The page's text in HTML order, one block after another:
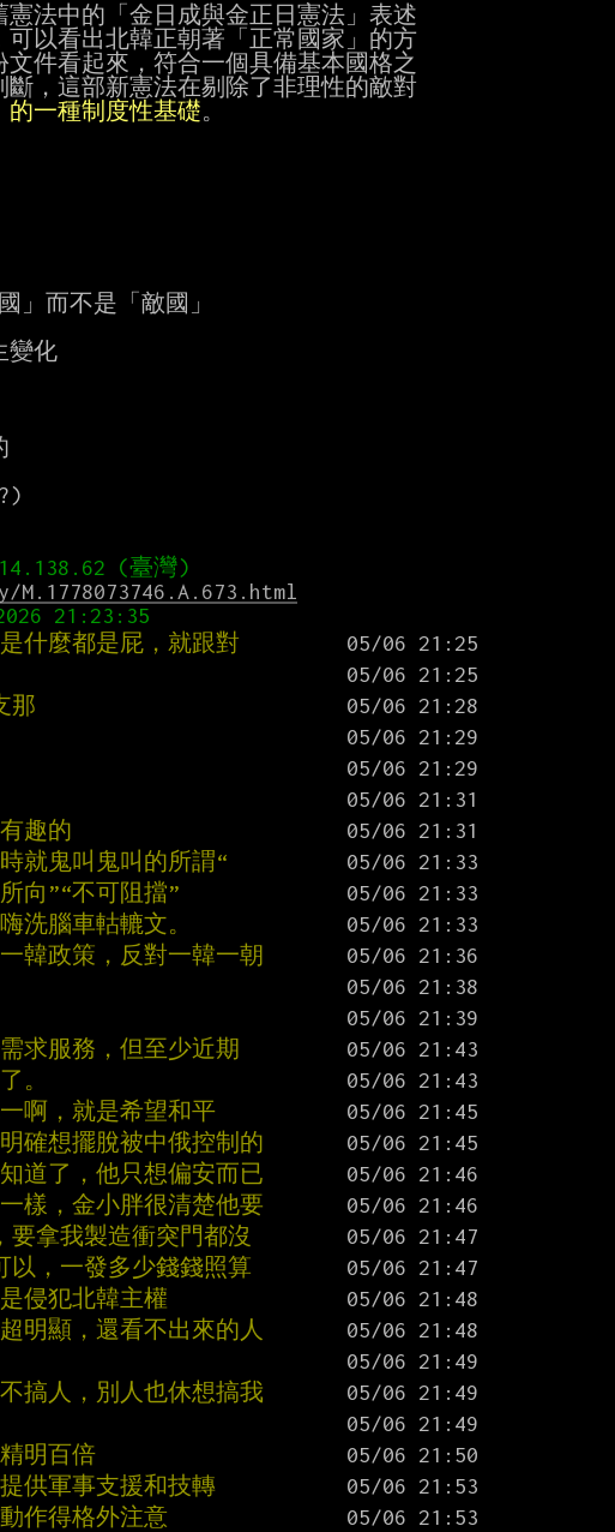
法中的「金日成與金正日憲法」表述
可以看出北韓正朝著「正常國家」的方
件看起來，符合一個具備基本國格之
，這部新憲法在剔除了非理性的敵對
的一種制度性基礎。
」而不是「敵國」
變化
什麼都是屁，就跟對
那
趣的
就鬼叫鬼叫的所謂“
向”“不可阻擋”
洗腦車軲轆文。
韓政策，反對一韓一朝
求服務，但至少近期
。
啊，就是希望和平
確想擺脫被中俄控制的
道了，他只想偏安而已
樣，金小胖很清楚他要
拿我製造衝突門都沒
，一發多少錢錢照算
侵犯北韓主權
明顯，還看不出來的人
搞人，別人也休想搞我
明百倍
供軍事支援和技轉
作得格外注意